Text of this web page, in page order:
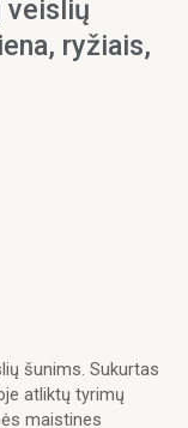
veislių
ryžiais,
šunims. Sukurtas
atliktų tyrimų
maistines